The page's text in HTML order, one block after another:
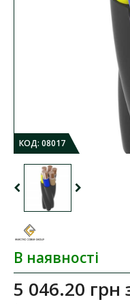
КОД: 08017
В наявності
5 046.20 грн